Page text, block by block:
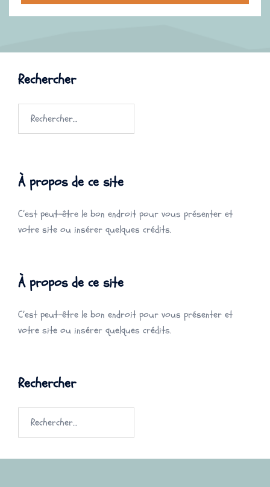
Rechercher
Rechercher :
À propos de ce site
C’est peut-être le bon endroit pour vous présenter et
votre site ou insérer quelques crédits.
À propos de ce site
C’est peut-être le bon endroit pour vous présenter et
votre site ou insérer quelques crédits.
Rechercher
Rechercher :